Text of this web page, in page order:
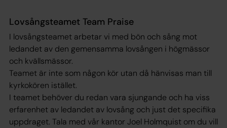
Lovsångsteamet Team Praise
I lovsångsteamet arbetar vi med bön och sång mot
ledandet av den gemensamma lovsången i högmässor
och kvällsmässor.
Teamet är inte som någon kör utan då hänvisas man till
kyrkokören istället.
I teamet behöver du redan vara sjungande och ha viss
erfarenhet av ledandet av lovsång och just det specifika
uppdraget. Tala med vår kantor Joel Holmquist om du vill